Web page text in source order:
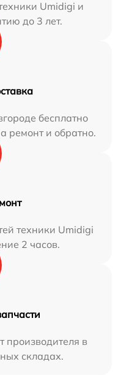
Umidigi и
до 3 лет.
бесплатно
ремонт и обратно.
техники Umidigi
2 часов.
производителя в
складах.